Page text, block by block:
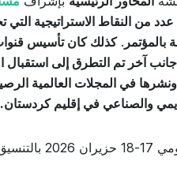
عدد من النقاط الاستراتيجية التي
بالمؤتمر .كذلك كان تأسيس
آخر تم التطرق إلى استقبال
ونشرها في المجلات العالمية
والصناعي في إقليم كردستان.
مع